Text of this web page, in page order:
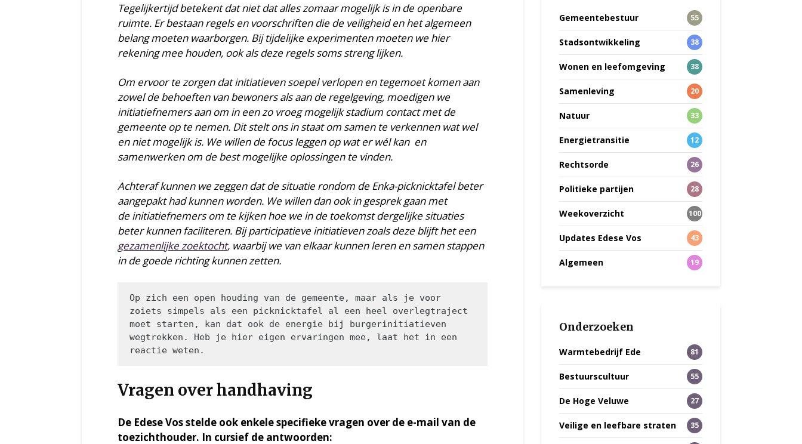
Tegelijkertijd betekent dat niet dat alles zomaar mogelijk is in de openbare
ruimte. Er bestaan regels en voorschriften die de veiligheid en het algemeen
belang moeten waarborgen. Bij tijdelijke experimenten moeten we hier
rekening mee houden, ook als deze regels soms streng lijken.
Om ervoor te zorgen dat initiatieven soepel verlopen en tegemoet komen aan
zowel de behoeften van bewoners als aan de regelgeving, moedigen we
initiatiefnemers aan om in een zo vroeg mogelijk stadium contact met de
gemeente op te nemen. Dit stelt ons in staat om samen te verkennen wat wel
en niet mogelijk is. We willen de focus leggen op wat er wél kan en
samenwerken om de best mogelijke oplossingen te vinden.
Achteraf kunnen we zeggen dat de situatie rondom de Enka-picknicktafel beter
aangepakt had kunnen worden. We willen dan ook in gesprek gaan met
de initiatiefnemers om te kijken hoe we in de toekomst dergelijke situaties
beter kunnen faciliteren. Bij participatieve initiatieven zoals deze blijft het een
gezamenlijke zoektocht, waarbij we van elkaar kunnen leren en samen stappen
in de goede richting kunnen zetten.
Op zich een open houding van de gemeente, maar als je voor
zoiets simpels als een picknicktafel al een heel overlegtraject
moet starten, kan dat ook de energie bij burgerinitiatieven
wegtrekken. Heb je hier eigen ervaringen mee, laat het in een
reactie weten.
Vragen over handhaving
De Edese Vos stelde ook enkele specifieke vragen over de e-mail van de
toezichthouder. In cursief de antwoorden:
Gemeentebestuur 55
Stadsontwikkeling 38
Wonen en leefomgeving 38
Samenleving 20
Natuur 33
Energietransitie 12
Rechtsorde 26
Politieke partijen 28
Weekoverzicht 100
Updates Edese Vos 43
Algemeen 19
Onderzoeken
Warmtebedrijf Ede 81
Bestuurscultuur 55
De Hoge Veluwe 27
Veilige en leefbare straten 35